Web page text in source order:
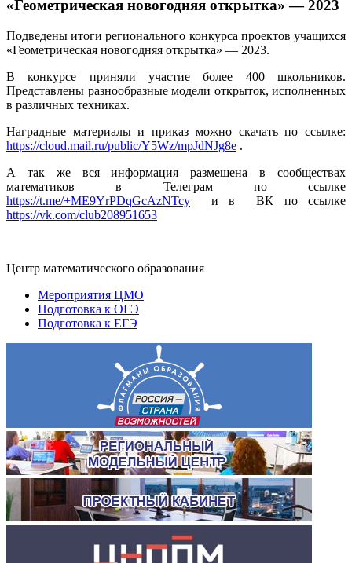
«Геометрическая новогодняя открытка» — 2023
Подведены итоги регионального конкурса проектов учащихся
«Геометрическая новогодняя открытка» — 2023.
В конкурсе приняли участие более 400 школьников.
Представлены разнообразные модели открыток, исполненных
в различных техниках.
Наградные материалы и приказ можно скачать по ссылке:
https://cloud.mail.ru/public/Y5Wz/mpJdNJg8e .
А так же вся информация размещена в сообществах
математиков в Телеграм по ссылке
https://t.me/+ME9YrPDqGcAzNTcy и в ВК по ссылке
https://vk.com/club208951653
Центр математического образования
Мероприятия ЦМО
Подготовка к ОГЭ
Подготовка к ЕГЭ